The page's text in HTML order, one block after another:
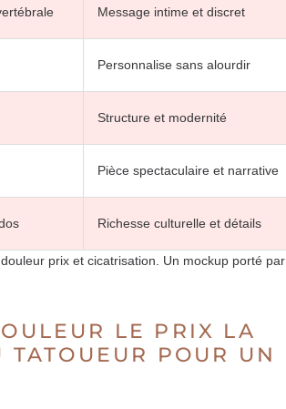
Message intime et discret
Personnalise sans alourdir
Structure et modernité
Pièce spectaculaire et narrative
Richesse culturelle et détails
prix et cicatrisation. Un mockup porté par
LE PRIX LA
POUR UN